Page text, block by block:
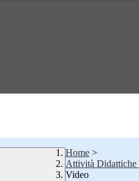
Home >
Attività Didattiche
Video